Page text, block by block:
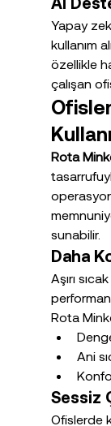
Yapay
kullanım
özellikle
çalışan
Rota
sunabilir.
Daha
Aşırı
Rota
Ani
Sessiz
Ofislerde